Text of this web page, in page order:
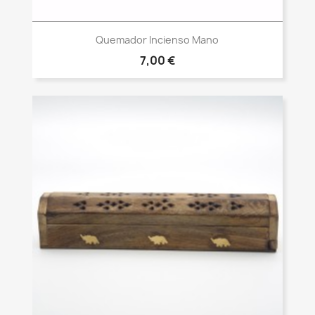
Vista rápida
Quemador Incienso Mano
7,00 €